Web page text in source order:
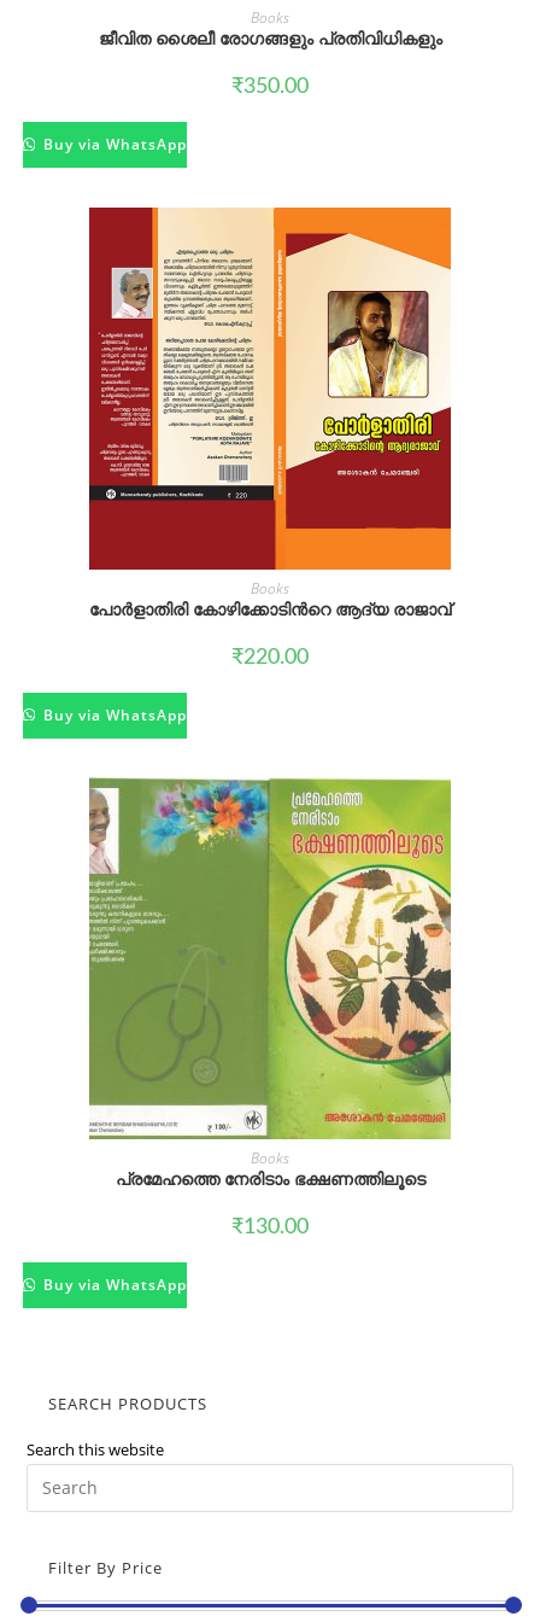
Books
ജീവിത ശൈലീ രോഗങ്ങളും പ്രതിവിധികളും
₹350.00
Buy via WhatsApp
Books
പോർളാതിരി കോഴിക്കോടിന്‍റെ ആദ്യ രാജാവ്
₹220.00
Buy via WhatsApp
Books
പ്രമേഹത്തെ നേരിടാം ഭക്ഷണത്തിലൂടെ
₹130.00
Buy via WhatsApp
SEARCH PRODUCTS
Search this website
the
Filter By Price